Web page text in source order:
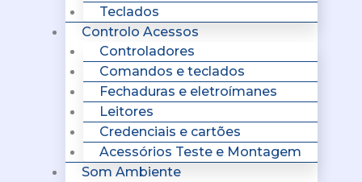
Teclados
Controlo Acessos
Controladores
Comandos e teclados
Fechaduras e eletroímanes
Leitores
Credenciais e cartões
Acessórios Teste e Montagem
Som Ambiente